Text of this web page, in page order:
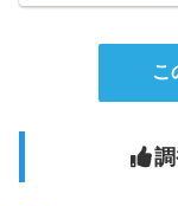
こ